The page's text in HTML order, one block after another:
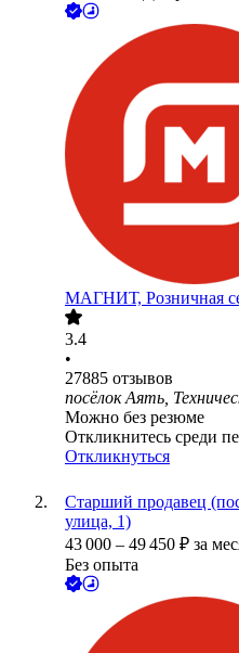
МАГНИТ, Розничная
3.4
•
27885 отзывов
посёлок Аять,
Можно без резюме
Откликнитесь среди
Откликнуться
Старший продавец
улица, 1)
43 000 – 49 450 ₽ за
Без опыта